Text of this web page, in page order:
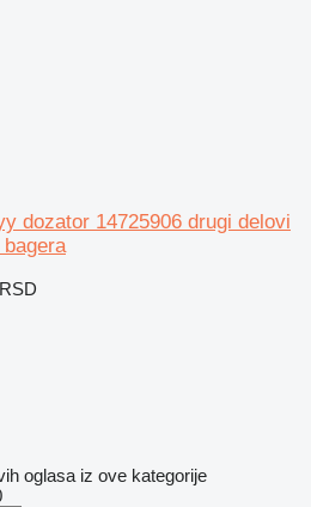
dozator 14725906 drugi delovi
oglasa iz ove kategorije